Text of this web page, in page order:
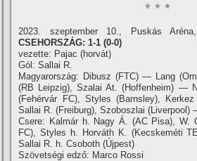
* * *
2023. szeptember 10., Puskás
CSEHORSZÁG: 1-1 (0-0)
vezette: Pajac (horvát)
Gól: Sallai R.
Magyarország: Dibusz (FTC) — Lang
(RB Leipzig), Szalai At. (Hoffenheim) —
(Fehérvár FC), Styles (Barnsley),
Sallai R. (Freiburg), Szoboszlai (Liverpool)
Csere: Kalmár h. Nagy Á. (AC Pisa), W.
FC), Styles h. Horváth K. (Kecskeméti
Sallai R. h. Csoboth (Újpest)
Szövetségi edző: Marco Rossi